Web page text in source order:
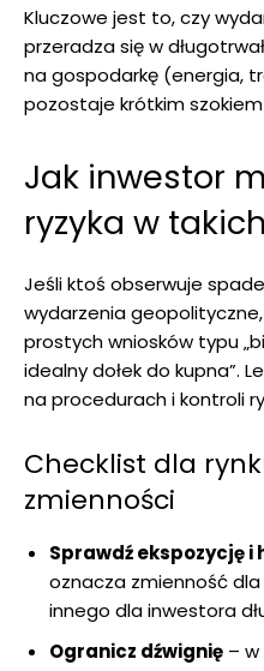
Kluczowe jest to, czy
przeradza się w
na gospodarkę (energia,
pozostaje krótkim
Jak inwestor
ryzyka w
Jeśli ktoś obserwuje
wydarzenia
prostych wniosków typu
idealny dołek do kupna”.
na procedurach i kontroli
Checklist dla
zmienności
Sprawdź ekspozycję i
oznacza zmienność
innego dla inwestora
Ogranicz dźwignię –